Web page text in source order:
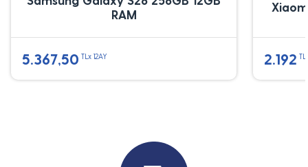
RAM
5.367,50 TLx 12AY 2.192